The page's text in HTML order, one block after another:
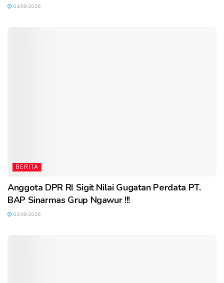
04/08/2026
BERITA
Anggota DPR RI Sigit Nilai Gugatan Perdata PT.
BAP Sinarmas Grup Ngawur !!!
03/08/2026